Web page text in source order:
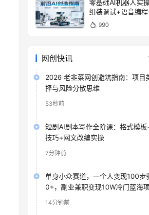
零基础AI机器人实操
组装调试+语音编
建模打印入门
990
网创快讯
2026 老韭菜网创避坑指南：项目
择与风险分散思维
53秒前
短剧AI剧本写作全阶课：格式模
技巧+网文改编实操
7分钟前
单身小众赛道，一个人变现100步
0+，副业兼职变现10W冷门蓝海
14分钟前